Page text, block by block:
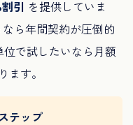
引 を提供していま
ら年間契約が圧倒的
で試したいなら月額
ます。
テップ